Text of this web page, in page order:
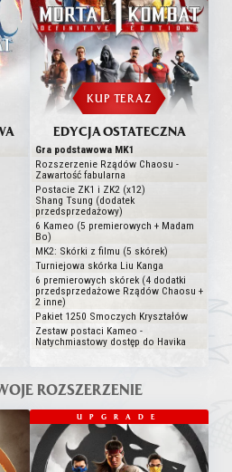
KUP TERAZ
EDYCJA OSTATECZNA
Gra podstawowa MK1
Rozszerzenie Rządów Chaosu -
Zawartość fabularna
Postacie ZK1 i ZK2 (x12)
Shang Tsung (dodatek
przedsprzedażowy)
6 Kameo (5 premierowych + Madam
Bo)
MK2: Skórki z filmu (5 skórek)
Turniejowa skórka Liu Kanga
6 premierowych skórek (4 dodatki
przedsprzedażowe Rządów Chaosu +
2 inne)
Pakiet 1250 Smoczych Kryształów
Zestaw postaci Kameo -
Natychmiastowy dostęp do Havika
ROZSZERZENIE
UPGRADE